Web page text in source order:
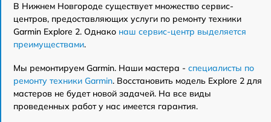
В Нижнем Новгороде существует множество сервис-
центров, предоставляющих услуги по ремонту техники
Garmin Explore 2. Однако наш сервис-центр выделяется
преимуществами.
Мы ремонтируем Garmin. Наши мастера - специалисты по
ремонту техники Garmin. Восстановить модель Explore 2 для
мастеров не будет новой задачей. На все виды
проведенных работ у нас имеется гарантия.